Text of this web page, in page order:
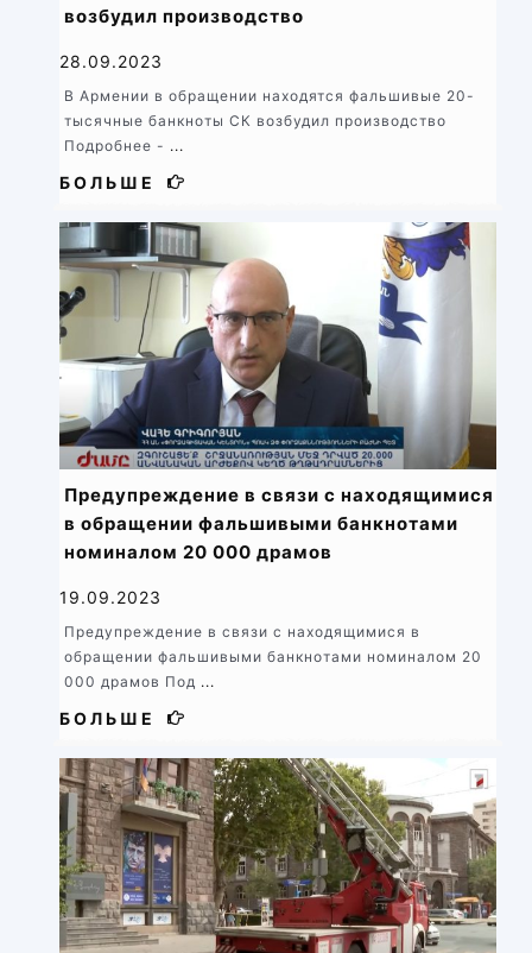
возбудил производство
28.09.2023
В Армении в обращении находятся фальшивые 20-
тысячные банкноты СК возбудил производство
Подробнее - ...
БОЛЬШЕ
Предупреждение в связи с находящимися
в обращении фальшивыми банкнотами
номиналом 20 000 драмов
19.09.2023
Предупреждение в связи с находящимися в
обращении фальшивыми банкнотами номиналом 20
000 драмов Под ...
БОЛЬШЕ